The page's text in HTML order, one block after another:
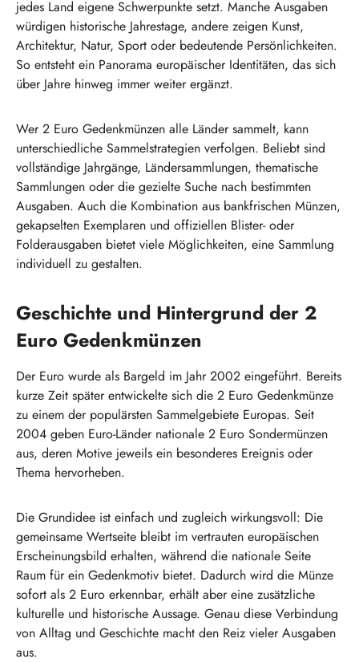
jedes Land eigene Schwerpunkte setzt. Manche Ausgaben
würdigen historische Jahrestage, andere zeigen Kunst,
Architektur, Natur, Sport oder bedeutende Persönlichkeiten.
So entsteht ein Panorama europäischer Identitäten, das sich
über Jahre hinweg immer weiter ergänzt.
Wer 2 Euro Gedenkmünzen alle Länder sammelt, kann
unterschiedliche Sammelstrategien verfolgen. Beliebt sind
vollständige Jahrgänge, Ländersammlungen, thematische
Sammlungen oder die gezielte Suche nach bestimmten
Ausgaben. Auch die Kombination aus bankfrischen Münzen,
gekapselten Exemplaren und offiziellen Blister- oder
Folderausgaben bietet viele Möglichkeiten, eine Sammlung
individuell zu gestalten.
Geschichte und Hintergrund der 2
Euro Gedenkmünzen
Der Euro wurde als Bargeld im Jahr 2002 eingeführt. Bereits
kurze Zeit später entwickelte sich die 2 Euro Gedenkmünze
zu einem der populärsten Sammelgebiete Europas. Seit
2004 geben Euro-Länder nationale 2 Euro Sondermünzen
aus, deren Motive jeweils ein besonderes Ereignis oder
Thema hervorheben.
Die Grundidee ist einfach und zugleich wirkungsvoll: Die
gemeinsame Wertseite bleibt im vertrauten europäischen
Erscheinungsbild erhalten, während die nationale Seite
Raum für ein Gedenkmotiv bietet. Dadurch wird die Münze
sofort als 2 Euro erkennbar, erhält aber eine zusätzliche
kulturelle und historische Aussage. Genau diese Verbindung
von Alltag und Geschichte macht den Reiz vieler Ausgaben
aus.